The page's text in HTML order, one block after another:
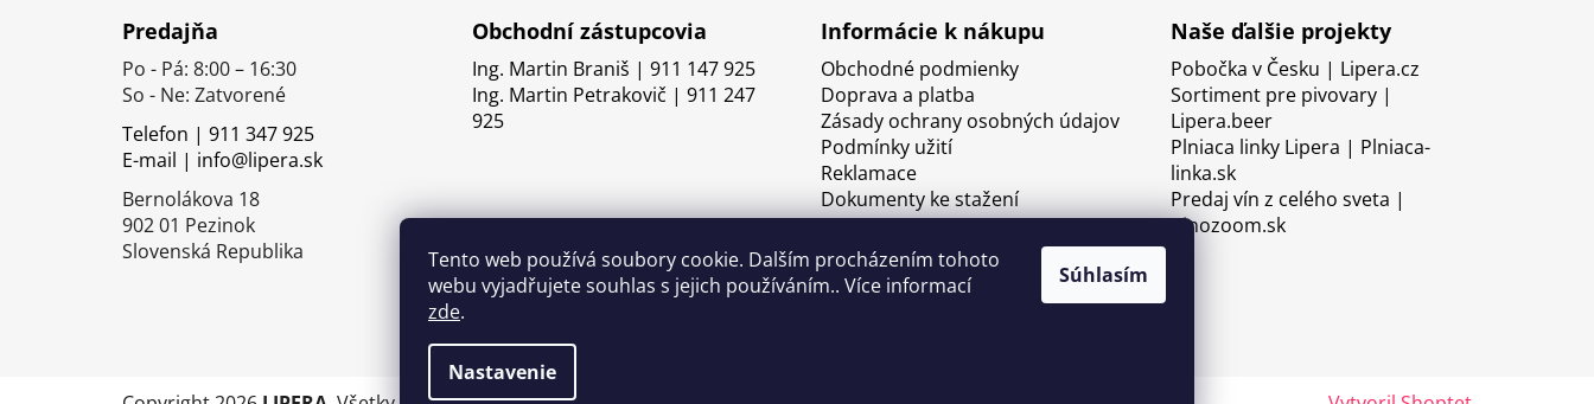
Tento web používá soubory cookie. Dalším procházením tohoto
webu vyjadřujete souhlas s jejich používáním.. Více informací
zde.
Nastavenie
Súhlasím
Predajňa
Po - Pá: 8:00 – 16:30
So - Ne: Zatvorené
Telefon | 911 347 925
E-mail | info@lipera.sk
Bernolákova 18
902 01 Pezinok
Slovenská Republika
Obchodní zástupcovia
Ing. Martin Braniš | 911 147 925
Ing. Martin Petrakovič | 911 247
925
Informácie k nákupu
Obchodné podmienky
Doprava a platba
Zásady ochrany osobných údajov
Podmínky užití
Reklamace
Dokumenty ke stažení
Naše ďalšie projekty
Pobočka v Česku | Lipera.cz
Sortiment pre pivovary |
Lipera.beer
Plniaca linky Lipera | Plniaca-
linka.sk
Predaj vín z celého sveta |
Vinozoom.sk